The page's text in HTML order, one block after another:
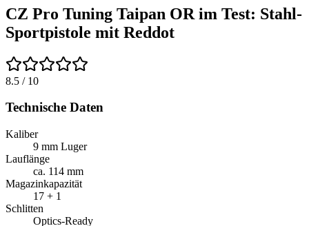
CZ Pro Tuning Taipan OR im Test: Stahl-
Sportpistole mit Reddot
8.5 / 10
Technische Daten
Kaliber
9 mm Luger
Lauflänge
ca. 114 mm
Magazinkapazität
17 + 1
Schlitten
Optics-Ready